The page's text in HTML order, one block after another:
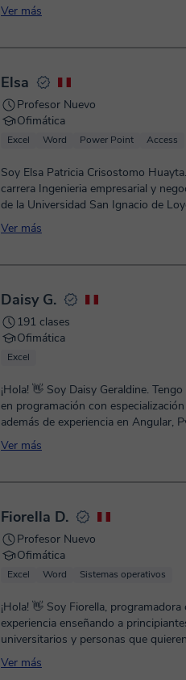
Ver más
Elsa
Profesor Nuevo
Ofimática
Excel Word Power Point Access
Soy Elsa Patricia Crisostomo
carrera Ingenieria empresarial y
de la Universidad San Ignacio de
Ver más
Daisy G.
191 clases
Ofimática
Excel
¡Hola! 👋 Soy Daisy Geraldine.
en programación con
además de experiencia en Angular,
Ver más
Fiorella D.
Profesor Nuevo
Ofimática
Excel Word Sistemas operativos
¡Hola! 👋 Soy Fiorella,
experiencia enseñando a
universitarios y personas que
Ver más